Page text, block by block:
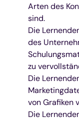
Arten des
sind.
Die
des
zu
Die
von Grafiken
Die